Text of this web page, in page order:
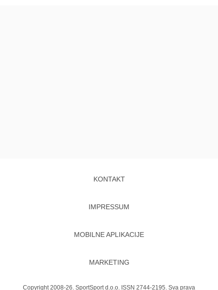
KONTAKT
IMPRESSUM
MOBILNE APLIKACIJE
MARKETING
Copyright 2008-26. SportSport d.o.o. ISSN 2744-2195. Sva prava